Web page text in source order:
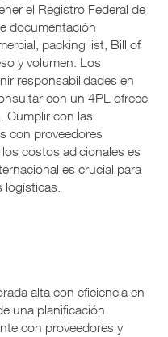
el Registro Federal de
documentación
packing list, Bill of
y volumen. Los
responsabilidades en
con un 4PL ofrece
Cumplir con las
con proveedores
costos adicionales es
es crucial para
logísticas.
alta con eficiencia en
una planificación
con proveedores y